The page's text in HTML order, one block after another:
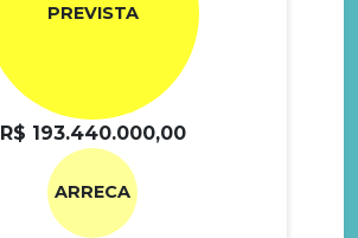
PREVISTA
R$ 193.440.000,00
ARRECA